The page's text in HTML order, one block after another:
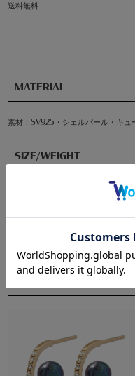
送料無料
MATERIAL
素材：SV925・シェルパール・キュ
SIZE/WEIGHT
Recommended Items